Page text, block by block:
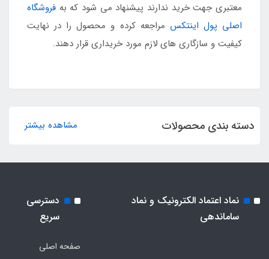
معتبری جهت خرید ندارند پیشنهاد می شود که به فروشگاه
اصلی پول اینتکس مراجعه کرده و محصول را در نهایت
کیفیت و سازگاری های لازم مورد خریداری قرار دهند.
دسته بندی محصولات مشاهده بیشتر
نماد اعتماد الکترونیک و نماد
ساماندهی
دسترسی
سریع
صفحه اصلی